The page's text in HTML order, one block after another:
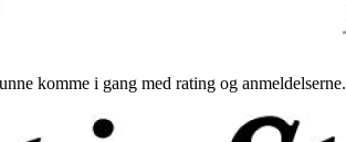
komme i gang med rating og anmeldelserne.